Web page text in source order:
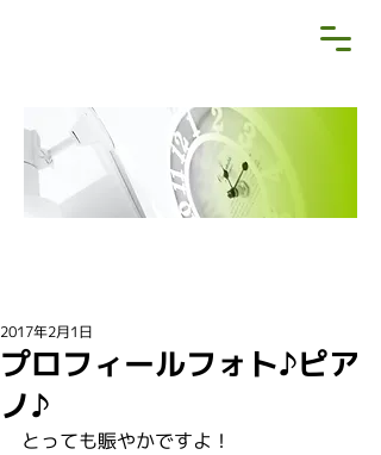
プロフィールフォト♪ピア
ノ♪
2017年2月1日
とっても賑やかですよ！